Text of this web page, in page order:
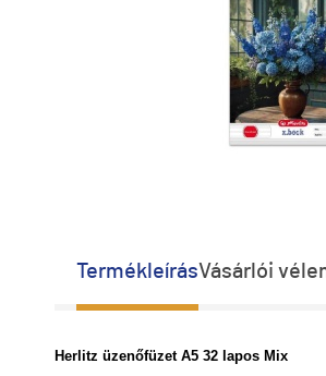
TermékleírásVásárlói
Herlitz üzenőfüzet A5 32 lapos Mix